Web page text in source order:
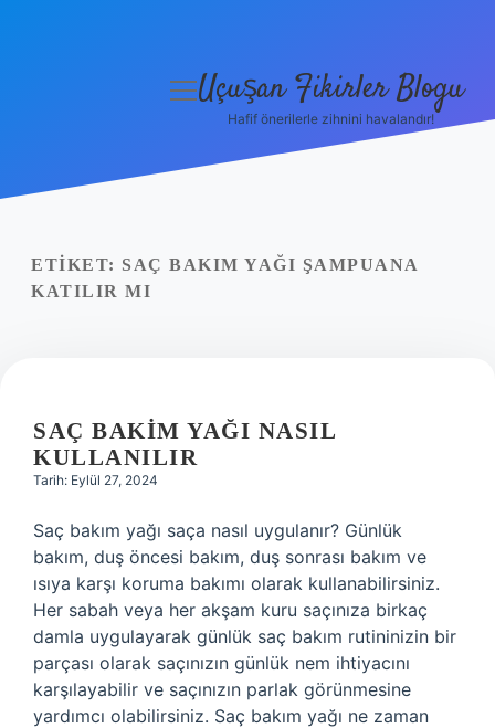
Yasal Uyarı
menüyü
Uçuşan Fikirler Blogu
Hafif önerilerle zihnini havalandır!
ETIKET: SAÇ BAKIM YAĞI ŞAMPUANA
KATILIR MI
SAÇ BAKIM YAĞI NASIL
KULLANILIR
Tarih: Eylül 27, 2024
Saç bakım yağı saça nasıl uygulanır? Günlük
bakım, duş öncesi bakım, duş sonrası bakım ve
ısıya karşı koruma bakımı olarak kullanabilirsiniz.
Her sabah veya her akşam kuru saçınıza birkaç
damla uygulayarak günlük saç bakım rutininizin bir
parçası olarak saçınızın günlük nem ihtiyacını
karşılayabilir ve saçınızın parlak görünmesine
yardımcı olabilirsiniz. Saç bakım yağı ne zaman